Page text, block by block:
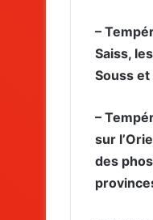
–
Saiss,
Souss
–
sur
des